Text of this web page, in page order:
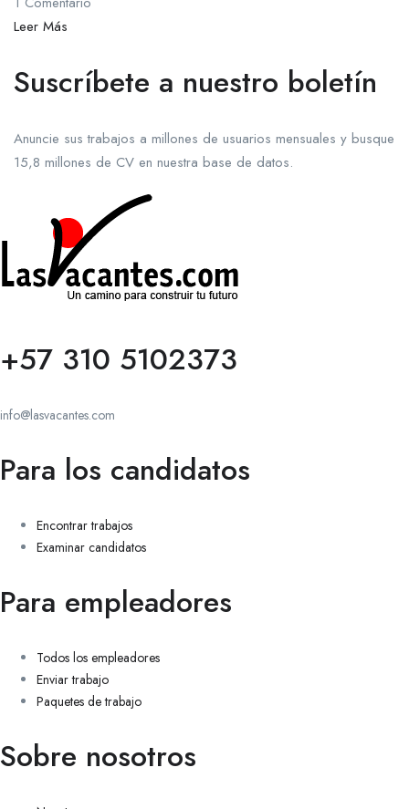
Leer Más
Suscríbete a nuestro boletín
Anuncie sus trabajos a millones de usuarios mensuales y busque
15,8 millones de CV en nuestra base de datos.
+57 310 5102373
info@lasvacantes.com
Para los candidatos
Encontrar trabajos
Examinar candidatos
Para empleadores
Todos los empleadores
Enviar trabajo
Paquetes de trabajo
Sobre nosotros